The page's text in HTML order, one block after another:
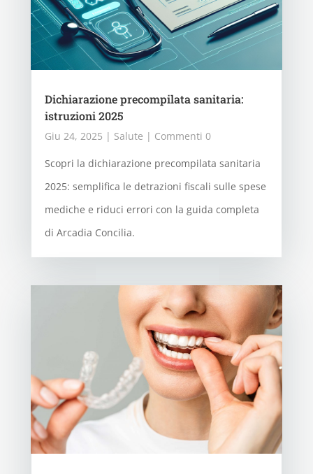
Dichiarazione precompilata sanitaria:
istruzioni 2025
Giu 24, 2025 | Salute | Commenti 0
Scopri la dichiarazione precompilata sanitaria
2025: semplifica le detrazioni fiscali sulle spese
mediche e riduci errori con la guida completa
di Arcadia Concilia.